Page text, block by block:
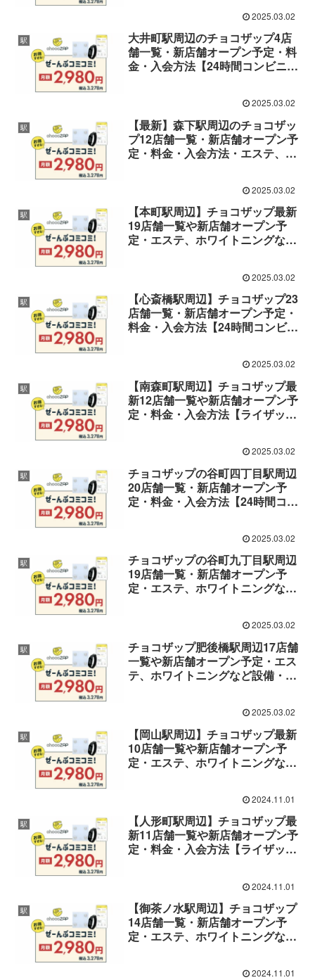
2025.03.02
駅
大井町駅周辺のチョコザップ4店
舗一覧・新店舗オープン予定・料
金・入会方法【24時間コンビニジ
2025.03.02
駅
【最新】森下駅周辺のチョコザッ
プ12店舗一覧・新店舗オープン予
定・料金・入会方法・エステ、脱
2025.03.02
駅
【本町駅周辺】チョコザップ最新
19店舗一覧や新店舗オープン予
定・エステ、ホワイトニングなど
2025.03.02
駅
【心斎橋駅周辺】チョコザップ23
店舗一覧・新店舗オープン予定・
料金・入会方法【24時間コンビニ
2025.03.02
駅
【南森町駅周辺】チョコザップ最
新12店舗一覧や新店舗オープン予
定・料金・入会方法【ライザップ
2025.03.02
駅
チョコザップの谷町四丁目駅周辺
20店舗一覧・新店舗オープン予
定・料金・入会方法【24時間コン
2025.03.02
駅
チョコザップの谷町九丁目駅周辺
19店舗一覧・新店舗オープン予
定・エステ、ホワイトニングなど
2025.03.02
駅
チョコザップ肥後橋駅周辺17店舗
一覧や新店舗オープン予定・エス
テ、ホワイトニングなど設備・料
2025.03.02
駅
【岡山駅周辺】チョコザップ最新
10店舗一覧や新店舗オープン予
定・エステ、ホワイトニングなど
2024.11.01
駅
【人形町駅周辺】チョコザップ最
新11店舗一覧や新店舗オープン予
定・料金・入会方法【ライザップ
2024.11.01
駅
【御茶ノ水駅周辺】チョコザップ
14店舗一覧・新店舗オープン予
定・エステ、ホワイトニングなど
2024.11.01